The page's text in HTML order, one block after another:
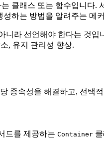
클래스 또는 함수입니다.
하는 방법을 알려주는
라 선언해야 한다는 것
, 유지 관리성 향상.
종속성을 해결하고, 선택
드를 제공하는 Container